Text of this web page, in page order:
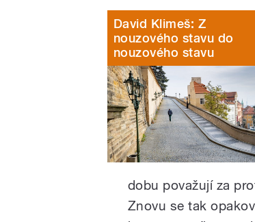
David Klimeš: Z
nouzového stavu do
nouzového stavu
dobu považují za
Znovu se tak